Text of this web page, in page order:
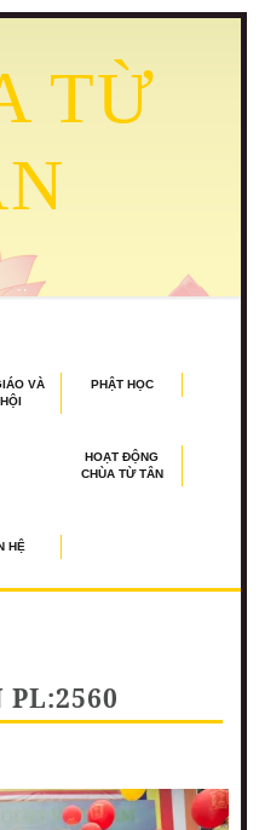
TỪ
VÀ
PHẬT HỌC
HOẠT ĐỘNG
CHÙA TỪ TÂN
HỆ